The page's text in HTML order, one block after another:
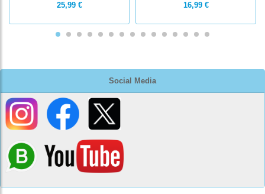
Social Media
25,99 € 16,99 €